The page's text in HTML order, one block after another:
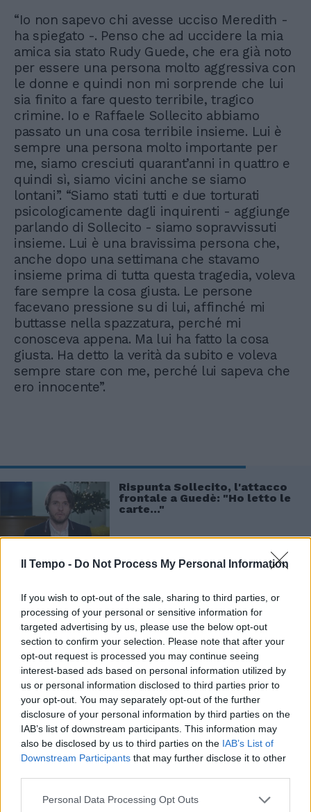
Il Tempo - Do Not Process My Personal Information
If you wish to opt-out of the sale, sharing to third parties, or
processing of your personal or sensitive information for
targeted advertising by us, please use the below opt-out
section to confirm your selection. Please note that after your
opt-out request is processed you may continue seeing
interest-based ads based on personal information utilized by
us or personal information disclosed to third parties prior to
your opt-out. You may separately opt-out of the further
disclosure of your personal information by third parties on the
IAB’s list of downstream participants. This information may
also be disclosed by us to third parties on the IAB’s List of
Downstream Participants that may further disclose it to other
Personal Data Processing Opt Outs
“Io non sapevo chi avesse ucciso Meredith -
ha spiegato -. Penso che ad uccidere la mia
amica sia stato Rudy Guede, che era già noto
per essere una persona molto aggressiva con
le donne e quindi non mi sorprende che lui
sia finito a fare questo terribile, tragico
crimine. Io e Raffaele Sollecito abbiamo
passato un una cosa terribile insieme. Lui è
sempre una persona molto importante per
me, siamo cresciuti quarant’anni in quattro e
quindi sì, siamo vicini anche se siamo
lontani”. “Siamo stati tutti e due torturati
psicologicamente dagli inquirenti - aggiunge
parlando di Sollecito - siamo sopravvissuti
insieme. Lui è una bravissima persona che,
anche dopo una settimana che stavamo
insieme prima di tutta questa tragedia, voleva
fare sempre la cosa giusta. Le persone
facevano pressione su di lui, affinché mi
buttasse nella spazzatura, perché mi
conosceva appena. Ma lui ha fatto la cosa
giusta. Ha detto la verità da subito e voleva
sempre stare con me, perché lui sapeva che
ero innocente”.
Rispunta Sollecito, l'attacco
frontale a Guedè: "Ho letto le
carte..."
Quella notte pesa ancora nella sua vita, dice:
“Io ero una studentessa anonima prima di
questa cosa e sono diventata la ragazza più
odiata nel mondo. Sono stata accusata di
omicidio, di calunnia, ho rappresentato tutte
le cose brutte che si possono pensare di una
donna e adesso, come mamma, sento il peso
di questo stigma e sono qua per ribadire che
ho detto la verità da sempre. Ho avuto
bambini, perché non devono anche vivere